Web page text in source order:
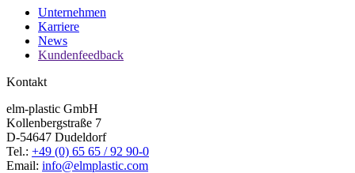
Unternehmen
Karriere
News
Kundenfeedback
Kontakt
elm-plastic GmbH
Kollenbergstraße 7
D-54647 Dudeldorf
Tel.: +49 (0) 65 65 / 92 90-0
Email: info@elmplastic.com